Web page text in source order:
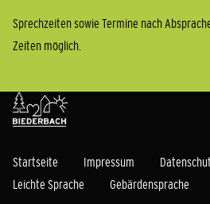
Sprechzeiten sowie Termine nach
Zeiten möglich.
Startseite Impressum
Leichte Sprache
Gebärdensprache